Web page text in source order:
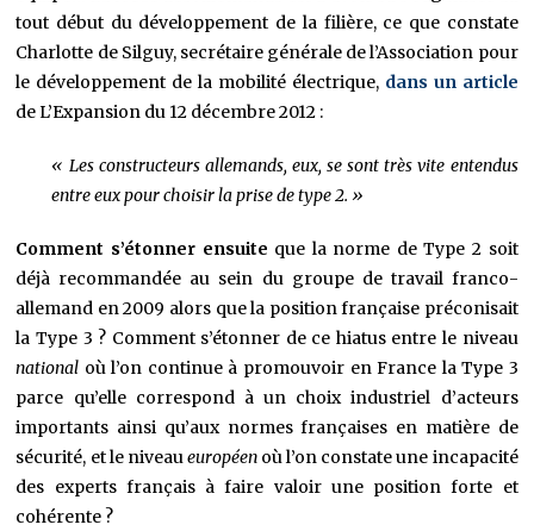
tout début du développement de la filière, ce que constate
Charlotte de Silguy, secrétaire générale de l’Association pour
le développement de la mobilité électrique, dans un article
de L’Expansion du 12 décembre 2012 :
« Les constructeurs allemands, eux, se sont très vite entendus
entre eux pour choisir la prise de type 2. »
Comment s’étonner ensuite que la norme de Type 2 soit
déjà recommandée au sein du groupe de travail franco-
allemand en 2009 alors que la position française préconisait
la Type 3 ? Comment s’étonner de ce hiatus entre le niveau
national où l’on continue à promouvoir en France la Type 3
parce qu’elle correspond à un choix industriel d’acteurs
importants ainsi qu’aux normes françaises en matière de
sécurité, et le niveau européenoù l’on constate une incapacité
des experts français à faire valoir une position forte et
cohérente ?